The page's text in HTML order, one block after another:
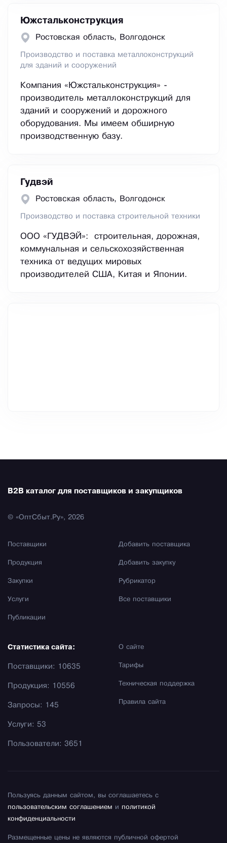
Южстальконструкция
Ростовская область, Волгодонск
Производство и поставка металлоконструкций
для зданий и сооружений
Компания «Южстальконструкция» -
производитель металлоконструкций для
зданий и сооружений и дорожного
оборудования. Мы имеем обширную
производственную базу.
Гудвэй
Ростовская область, Волгодонск
Производство и поставка строительной техники
ООО «ГУДВЭЙ»: строительная, дорожная,
коммунальная и сельскохозяйственная
техника от ведущих мировых
производителей США, Китая и Японии.
B2B каталог для поставщиков и закупщиков
© «ОптСбыт.Ру», 2026
Поставщики
Продукция
Закупки
Услуги
Публикации
Добавить поставщика
Добавить закупку
Рубрикатор
Все поставщики
О сайте
Тарифы
Техническая поддержка
Правила сайта
Статистика сайта:
Поставщики: 10635
Продукция: 10556
Запросы: 145
Услуги: 53
Пользователи: 3651
Пользуясь данным сайтом, вы соглашаетесь с
пользовательским соглашением и политикой
конфиденциальности
Размещенные цены не являются публичной офертой